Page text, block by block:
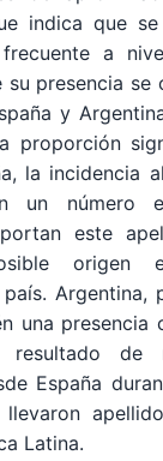
indica que
a
presencia se
y
proporción
la incidencia
un número
este
origen
Argentina,
una presencia
resultado de
España
Latina.